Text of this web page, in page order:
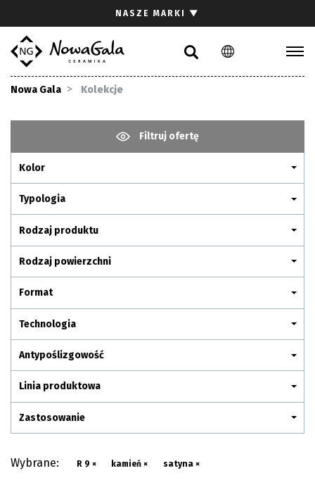
PL EN
NASZE MARKI ▼
Nowa Gala Kolekcje
Filtruj ofertę
Kolor
Typologia
Rodzaj produktu
Rodzaj powierzchni
Format
Technologia
Antypoślizgowość
Linia produktowa
Zastosowanie
Wybrane: R 9 × kamień × satyna ×
Gdzie kupić
Pliki do pobrania
Pytania i odpowiedzi
Kariera
Kontakt
Komunikacja z akcjonariuszami